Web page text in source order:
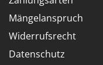
Mängelanspruch
Widerrufsrecht
Datenschutz